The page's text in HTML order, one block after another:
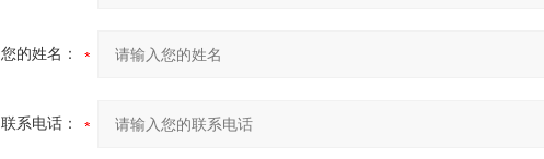
您的姓名：
联系电话：